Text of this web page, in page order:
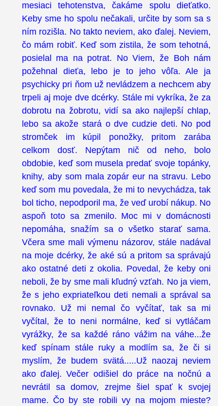
mesiaci tehotenstva, čakáme spolu dieťatko.
Keby sme ho spolu nečakali, určite by som sa s
ním rozišla. No takto neviem, ako ďalej. Neviem,
čo mám robiť. Keď som zistila, že som tehotná,
posielal ma na potrat. No Viem, že Boh nám
požehnal dieťa, lebo je to jeho vôľa. Ale ja
psychicky pri ňom už nevládzem a nechcem aby
trpeli aj moje dve dcérky. Stále mi vykríka, že za
dobrotu na žobrotu, vidí sa ako najlepší chlap,
lebo sa akože stará o dve cudzie deti. No pod
stromček im kúpil ponožky, pritom zarába
celkom dosť. Nepýtam nič od neho, bolo
obdobie, keď som musela predať svoje topánky,
knihy, aby som mala zopár eur na stravu. Lebo
keď som mu povedala, že mi to nevychádza, tak
bol ticho, nepodporil ma, že veď urobí nákup. No
aspoň toto sa zmenilo. Moc mi v domácnosti
nepomáha, snažím sa o všetko starať sama.
Včera sme mali výmenu názorov, stále nadával
na moje dcérky, že aké sú a pritom sa správajú
ako ostatné deti z okolia. Povedal, že keby oni
neboli, že by sme mali kľudný vzťah. No ja viem,
že s jeho expriateľkou deti nemali a správal sa
rovnako. Už mi nemal čo vyčítať, tak sa mi
vyčítal, že to neni normálne, keď si vytláčam
vyrážky, že sa každé ráno vážim na váhe...že
keď spínam stále ruky a modlím sa, že či si
myslím, že budem svätá.....Už naozaj neviem
ako ďalej. Večer odišiel do práce na nočnú a
nevrátil sa domov, zrejme šiel spať k svojej
mame. Čo by ste robili vy na mojom mieste?